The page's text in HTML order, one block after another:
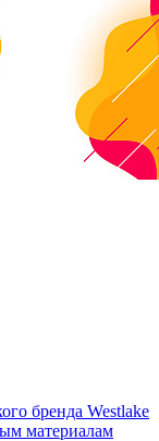
бренда Westlake
материалам